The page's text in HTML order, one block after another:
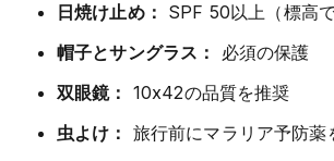
日焼け止め： SPF 50以上（標高
帽子とサングラス：
必須の保護
双眼鏡： 10x42の品質を推奨
虫よけ： 旅行前にマラリア予防薬